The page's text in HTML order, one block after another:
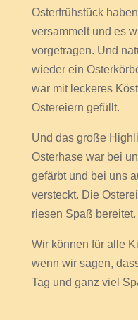
Osterfrühstück
versammelt und es
vorgetragen. Und
wieder ein
war mit leckeres
Ostereiern gefüllt.
Und das große
Osterhase war bei
gefärbt und bei uns
versteckt. Die
riesen Spaß bereitet.
Wir können für alle
wenn wir sagen,
Tag und ganz viel